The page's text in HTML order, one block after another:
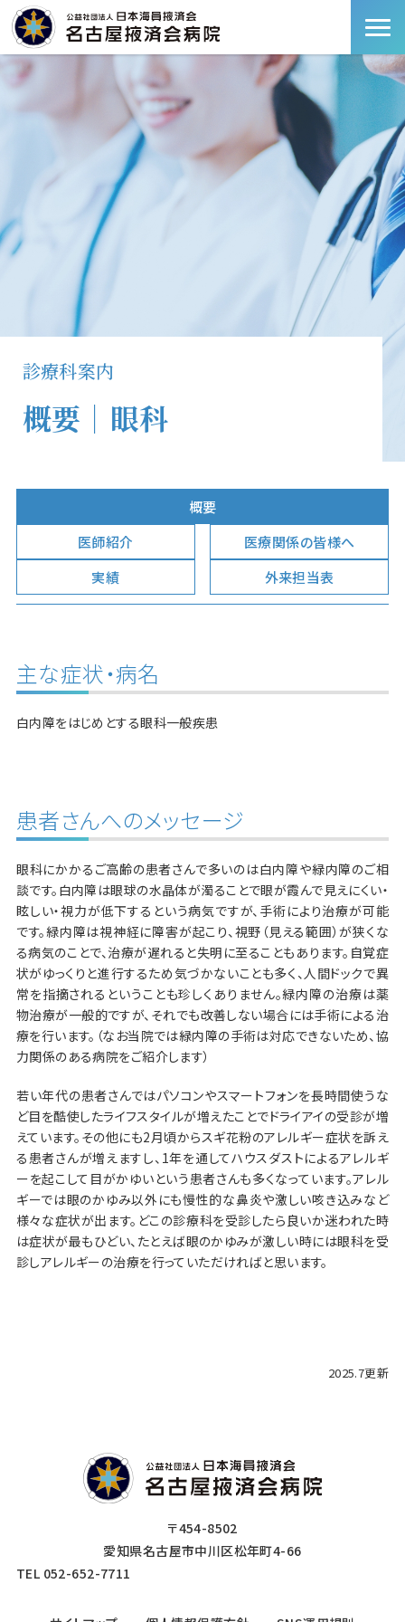
診療科案内
概要｜眼科
概要
医師紹介
医療関係の皆様へ
実績
外来担当表
主な症状・病名
白内障をはじめとする眼科一般疾患
患者さんへのメッセージ
眼科にかかるご高齢の患者さんで多いのは白内障や緑内障のご相
談です。白内障は眼球の水晶体が濁ることで眼が霞んで見えにくい・
眩しい・視力が低下するという病気ですが、手術により治療が可能
です。緑内障は視神経に障害が起こり、視野（見える範囲）が狭くな
る病気のことで、治療が遅れると失明に至ることもあります。自覚症
状がゆっくりと進行するため気づかないことも多く、人間ドックで異
常を指摘されるということも珍しくありません。緑内障の治療は薬
物治療が一般的ですが、それでも改善しない場合には手術による治
療を行います。（なお当院では緑内障の手術は対応できないため、協
力関係のある病院をご紹介します）
若い年代の患者さんではパソコンやスマートフォンを長時間使うな
ど目を酷使したライフスタイルが増えたことでドライアイの受診が増
えています。その他にも2月頃からスギ花粉のアレルギー症状を訴え
る患者さんが増えますし、1年を通してハウスダストによるアレルギ
ーを起こして目がかゆいという患者さんも多くなっています。アレル
ギーでは眼のかゆみ以外にも慢性的な鼻炎や激しい咳き込みなど
様々な症状が出ます。どこの診療科を受診したら良いか迷われた時
は症状が最もひどい、たとえば眼のかゆみが激しい時には眼科を受
診しアレルギーの治療を行っていただければと思います。
2025.7更新
〒454-8502
愛知県名古屋市中川区松年町4-66
TEL 052-652-7711